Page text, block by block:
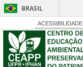
BRASIL
ACESSIBILIDADE